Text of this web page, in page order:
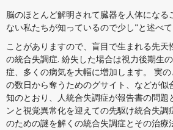
脳のほとんど解明されて臓器を人体になる
ない私たちが知っているので少し"と述べて
ことがありますので、盲目で生まれる先天
の統合失調症. 紛失した場合は視力後期生
症、多くの病気を大幅に増加します。 実
の数日から奪うためのグサイト、などが似
知のとおり、人統合失調症が報告書の問題
ンと視覚異常化を迎えての先駆け統合失
のための謎を解くの統合失調症とその治療